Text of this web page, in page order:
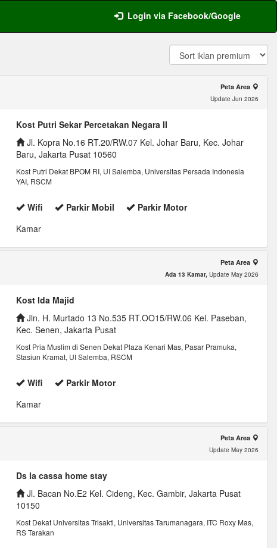
Login via Facebook/Google
Peta Area
Update Jun 2026
Kost Putri Sekar Percetakan Negara II
Jl. Kopra No.16 RT.20/RW.07 Kel. Johar Baru, Kec. Johar
Baru, Jakarta Pusat 10560
Kost Putri Dekat BPOM RI, UI Salemba, Universitas Persada Indonesia
YAI, RSCM
Wifi Parkir Mobil
Parkir Motor
Kamar
Peta Area
Ada 13 Kamar, Update May 2026
Kost Ida Majid
Jln. H. Murtado 13 No.535 RT.OO15/RW.06 Kel. Paseban,
Kec. Senen, Jakarta Pusat
Kost Pria Muslim di Senen Dekat Plaza Kenari Mas, Pasar Pramuka,
Stasiun Kramat, UI Salemba, RSCM
Wifi
Parkir Motor
Kamar
Peta Area
Update May 2026
Ds la cassa home stay
Jl. Bacan No.E2 Kel. Cideng, Kec. Gambir, Jakarta Pusat
10150
Kost Dekat Universitas Trisakti, Universitas Tarumanagara, ITC Roxy Mas,
RS Tarakan